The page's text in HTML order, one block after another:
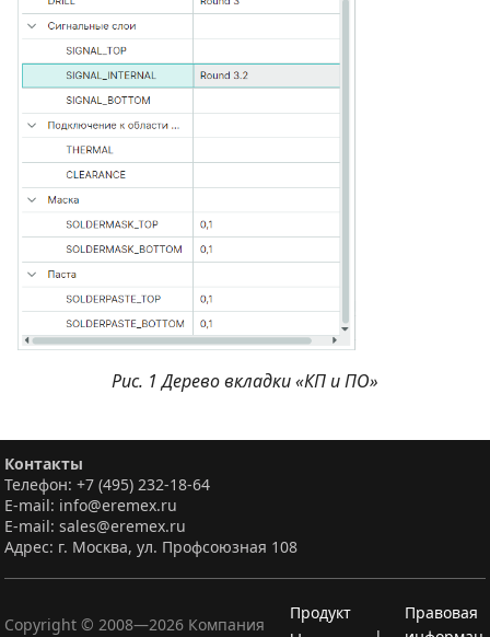
Рис. 1 Дерево вкладки «КП и ПО»
Контакты
Телефон: +7 (495) 232-18-64
E-mail: info@eremex.ru
E-mail: sales@eremex.ru
Адрес: г. Москва, ул. Профсоюзная 108
Copyright © 2008—2026 Компания
Продукт
Правовая